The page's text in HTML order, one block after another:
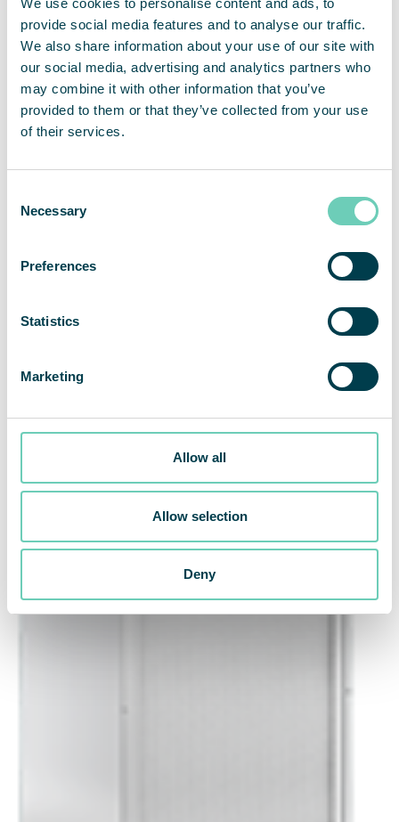
We use cookies to personalise content and ads, to
provide social media features and to analyse our traffic.
We also share information about your use of our site with
our social media, advertising and analytics partners who
may combine it with other information that you’ve
provided to them or that they’ve collected from your use
of their services.
Selection
Necessary
Preferences
Statistics
Marketing
Allow all
Allow selection
Deny
QleanAir FS 70 FG Standard
Model opracowany specjalnie dla
i napojów.